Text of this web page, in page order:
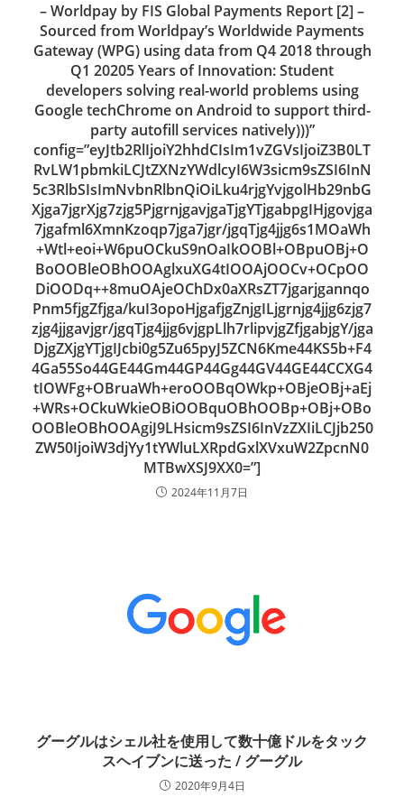
– Worldpay by FIS Global Payments Report [2] –
Sourced from Worldpay’s Worldwide Payments
Gateway (WPG) using data from Q4 2018 through
Q1 20205 Years of Innovation: Student
developers solving real-world problems using
Google techChrome on Android to support third-
party autofill services natively)))”
config=”eyJtb2RlIjoiY2hhdCIsIm1vZGVsIjoiZ3B0LT
RvLW1pbmkiLCJtZXNzYWdlcyI6W3sicm9sZSI6InN
5c3RlbSIsImNvbnRlbnQiOiLku4rjgYvjgolHb29nbG
Xjga7jgrXjg7zjg5PjgrnjgavjgaTjgYTjgabpgIHjgovjga
7jgafml6XmnKzoqp7jga7jgr/jgqTjg4jjg6s1MOaWh
+Wtl+eoi+W6puOCkuS9nOaIkOOBl+OBpuOBj+O
BoOOBleOBhOOAglxuXG4tIOOAjOOCv+OCpOO
DiOODq++8muOAjeOChDx0aXRsZT7jgarjgannqo
Pnm5fjgZfjga/kuI3opoHjgafjgZnjgILjgrnjg4jjg6zjg7
zjg4jjgavjgr/jgqTjg4jjg6vjgpLlh7rlipvjgZfjgabjgY/jga
DjgZXjgYTjgIJcbi0g5Zu65pyJ5ZCN6Kme44KS5b+F4
4Ga55So44GE44Gm44GP44Gg44GV44GE44CCXG4
tIOWFg+OBruaWh+eroOOBqOWkp+OBjeOBj+aEj
+WRs+OCkuWkieOBiOOBquOBhOOBp+OBj+OBo
OOBleOBhOOAgiJ9LHsicm9sZSI6InVzZXIiLCJjb250
ZW50IjoiW3djYy1tYWluLXRpdGxlXVxuW2ZpcnN0
MTBwXSJ9XX0=”]
2024年11月7日
グーグルはシェル社を使用して数十億ドルをタック
スヘイブンに送った / グーグル
2020年9月4日